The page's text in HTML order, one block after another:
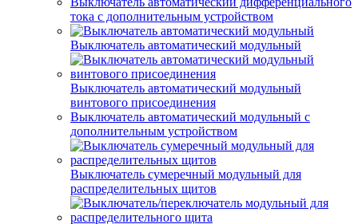
тока с дополнительным устройством
Выключатель автоматический модульный
Выключатель автоматический модульный
винтового присоединения
Выключатель автоматический модульный с
дополнительным устройством
Выключатель сумеречный модульный для
распределительных щитов